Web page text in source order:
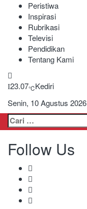
Peristiwa
Inspirasi
Rubrikasi
Televisi
Pendidikan
Tentang Kami
23.07℃Kediri
Senin, 10 Agustus 2026
Cari
untuk:
Follow Us